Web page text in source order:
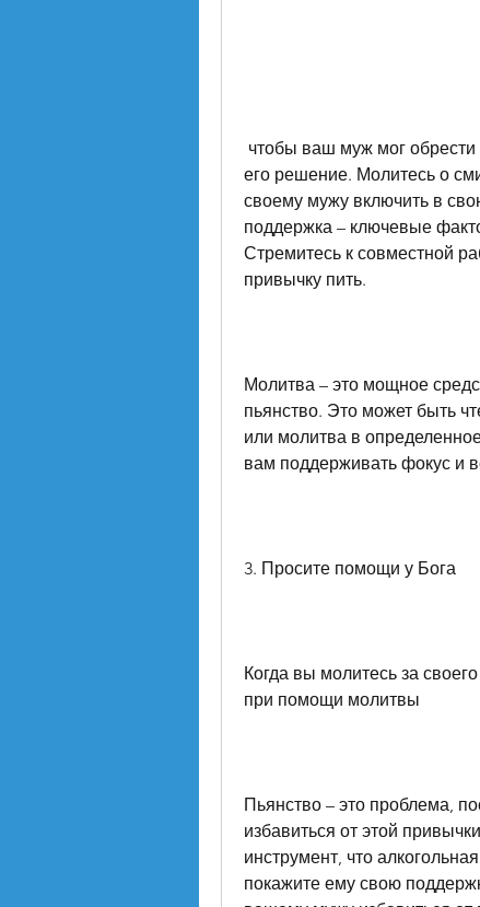
его решение. Молитесь о
своему мужу включить в
поддержка – ключевые
Стремитесь к совместной
привычку пить.
Молитва – это мощное
пьянство. Это может быть
или молитва в
вам поддерживать фокус и
3. Просите помощи у Бога
Когда вы молитесь за
при помощи молитвы
Пьянство – это проблема,
избавиться от этой
инструмент, что
покажите ему свою